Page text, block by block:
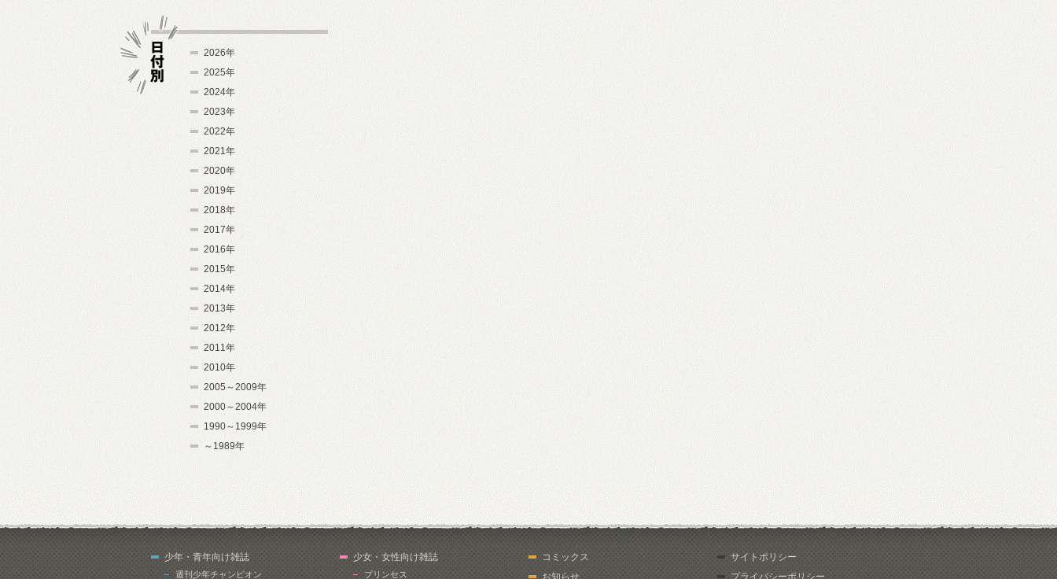
2026年
2025年
2024年
2023年
2022年
2021年
2020年
2019年
2018年
2017年
2016年
2015年
2014年
2013年
2012年
2011年
2010年
2005～2009年
2000～2004年
1990～1999年
～1989年
少年・青年向け雑誌
週刊少年チャンピオン
少女・女性向け雑誌
プリンセス
コミックス
お知らせ
サイトポリシー
プライバシーポリシー